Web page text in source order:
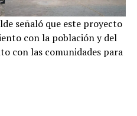
señaló que este proyecto
con la población y del
con las comunidades para